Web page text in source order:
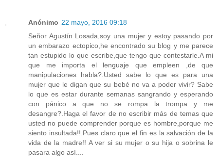
Anónimo 22 mayo, 2016 09:18
Señor Agustín Losada,soy una mujer y estoy pasando por
un embarazo ectopico,he encontrado su blog y me parece
tan estupido lo que escribe,que tengo que contestarle.A mi
que me importa el lenguaje que empleen ,de que
manipulaciones habla?.Usted sabe lo que es para una
mujer que le digan que su bebé no va a poder vivir? Sabe
lo que es estar durante semanas sangrando y esperando
con pánico a que no se rompa la trompa y me
desangre?.Haga el favor de no escribir más de temas que
usted no puede comprender porque es hombre,porque me
siento insultada!!.Pues claro que el fin es la salvación de la
vida de la madre!! A ver si su mujer o su hija o sobrina le
pasara algo así....